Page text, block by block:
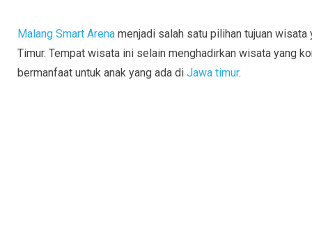
Malang Smart Arena menjadi salah satu pilihan tujuan
Timur. Tempat wisata ini selain menghadirkan wisata yang
bermanfaat untuk anak yang ada di Jawa timur.